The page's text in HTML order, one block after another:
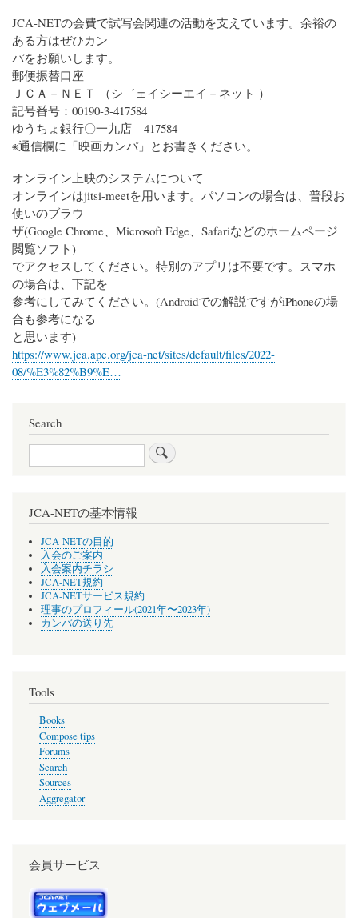
JCA-NETの会費で試写会関連の活動を支えています。余裕の
ある方はぜひカン
パをお願いします。
郵便振替口座
ＪＣＡ－ＮＥＴ （シ゛ェイシーエイ－ネット ）
記号番号：00190-3-417584
ゆうちょ銀行〇一九店 417584
※通信欄に「映画カンパ」とお書きください。
オンライン上映のシステムについて
オンラインはjitsi-meetを用います。パソコンの場合は、普段お
使いのブラウ
ザ(Google Chrome、Microsoft Edge、Safariなどのホームページ
閲覧ソフト)
でアクセスしてください。特別のアプリは不要です。スマホ
の場合は、下記を
参考にしてみてください。(Androidでの解説ですがiPhoneの場
合も参考になる
と思います)
https://www.jca.apc.org/jca-net/sites/default/files/2022-
08/%E3%82%B9%E…
Search
Search
JCA-NETの基本情報
JCA-NETの目的
入会のご案内
入会案内チラシ
JCA-NET規約
JCA-NETサービス規約
理事のプロフィール(2021年〜2023年)
カンパの送り先
Tools
Books
Compose tips
Forums
Search
Sources
Aggregator
会員サービス